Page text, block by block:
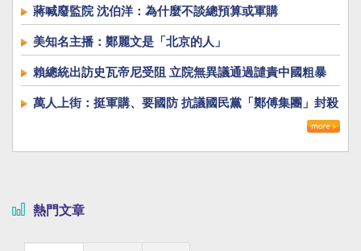
蔣喊廢監院 沈伯洋：為什麼不談總預算或軍購
美知名主播：鄭麗文是「北京的人」
賴總統出訪史瓦帝尼受阻 立院無異議通過譴責中國粗暴
萬人上街：挺軍購、要國防 抗議國民黨「鄭傅集團」封殺
熱門文章